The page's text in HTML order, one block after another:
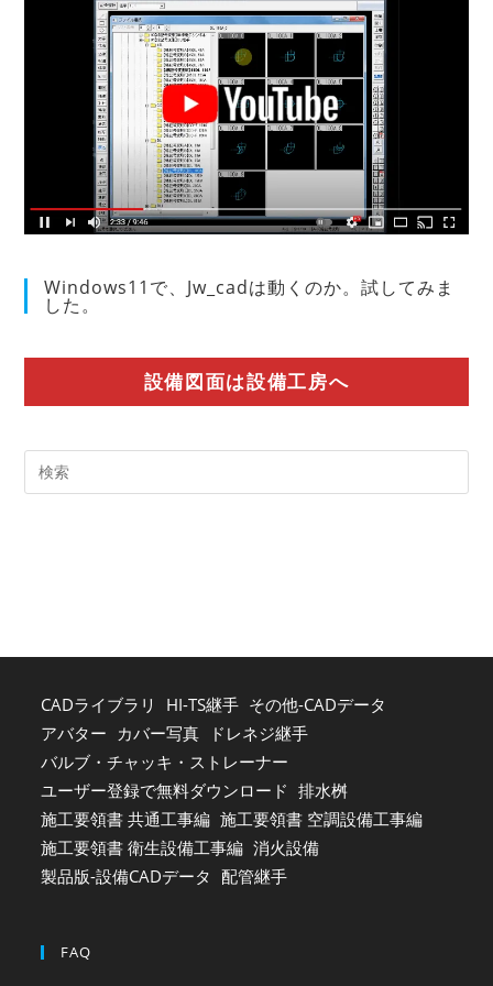
Windows11で、Jw_cadは動くのか。試してみま
した。
設備図面は設備工房へ
CADライブラリ HI-TS継手 その他-CADデータ
アバター カバー写真
ドレネジ継手
バルブ・チャッキ・ストレーナー
ユーザー登録で無料ダウンロード 排水桝
施工要領書 共通工事編 施工要領書 空調設備工事編
施工要領書 衛生設備工事編 消火設備
製品版-設備CADデータ 配管継手
FAQ